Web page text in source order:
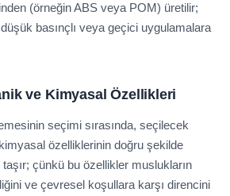
(örneğin ABS veya POM) üretilir;
basınçlı veya geçici uygulamalara
ve Kimyasal Özellikleri
seçimi sırasında, seçilecek
özelliklerinin doğru şekilde
çünkü bu özellikler muslukların
ve çevresel koşullara karşı direncini